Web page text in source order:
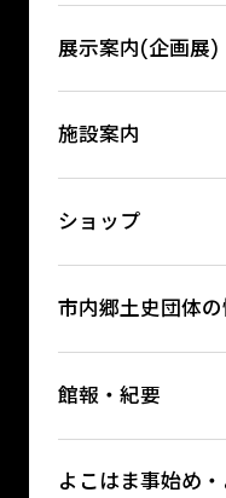
展示案内(企画展)
施設案内
ショップ
市内郷土史団体
館報・紀要
よこはま事始め